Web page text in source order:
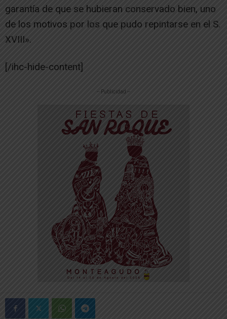
garantía de que se hubieran conservado bien, uno
de los motivos por los que pudo repintarse en el S.
XVIII».
[/ihc-hide-content]
-- Publicidad --